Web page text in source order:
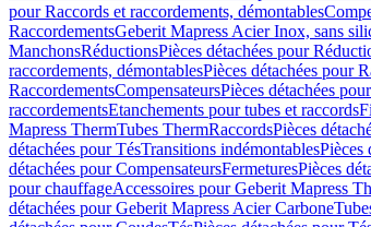
pour Raccords et raccordements, démontables
RaccordementsGeberit Mapress Acier Inox, sans
ManchonsRéductionsPièces détachées pour
raccordements, démontablesPièces détachées pour
RaccordementsCompensateursPièces détachées
raccordementsEtanchements pour tubes et raccords
Mapress ThermTubes ThermRaccordsPièces
détachées pour TésTransitions indémontablesPièces
détachées pour CompensateursFermeturesPièces
pour chauffageAccessoires pour Geberit Mapress
détachées pour Geberit Mapress Acier Carbone